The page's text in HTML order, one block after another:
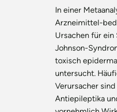
In einer
Arzneimittel-
Ursachen für ein
Johnson-
toxisch
untersucht.
Verursacher sind
Antiepileptika